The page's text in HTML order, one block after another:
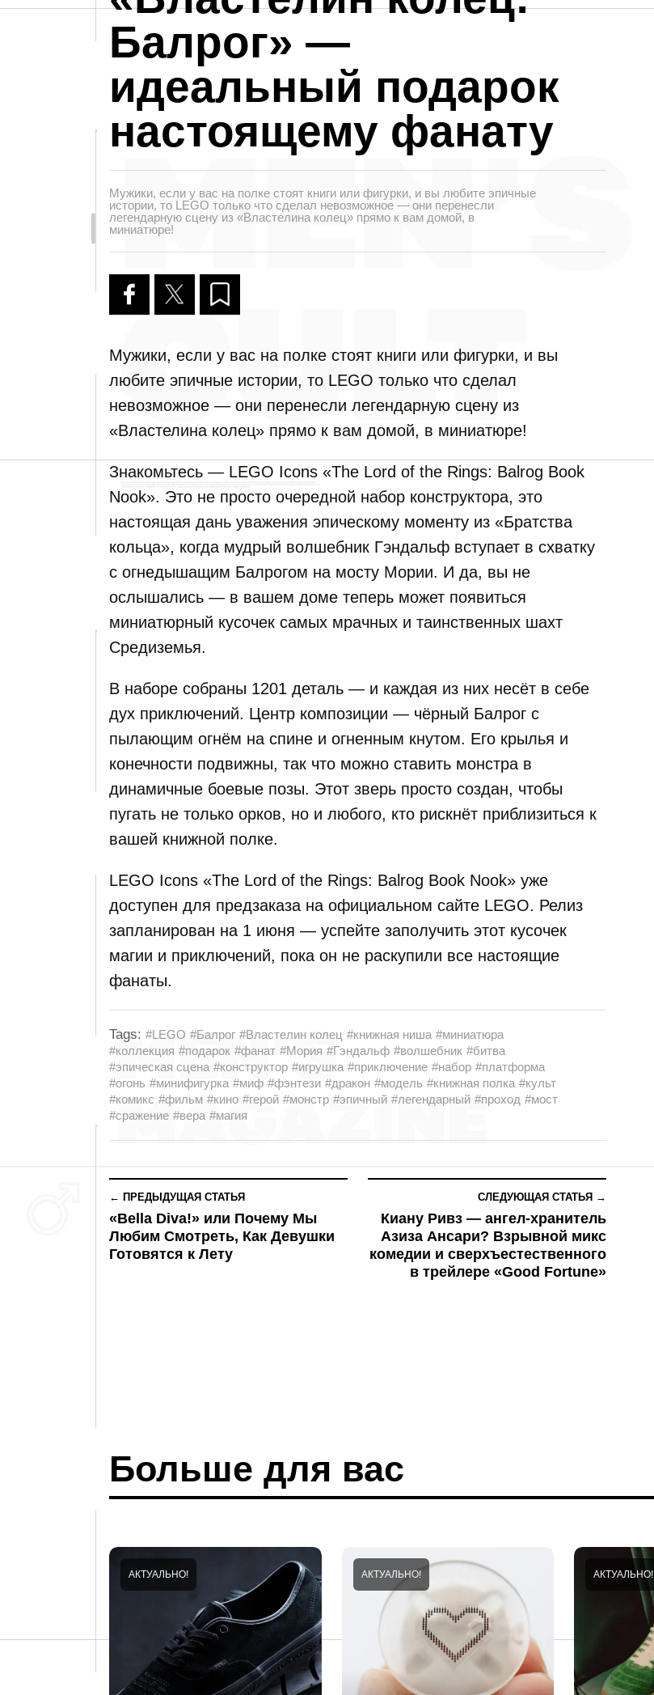
Балрог» —
идеальный подарок
настоящему фанату
Мужики, если у вас на полке стоят книги или фигурки, и вы любите эпичные
истории, то LEGO только что сделал невозможное — они перенесли
легендарную сцену из «Властелина колец» прямо к вам домой, в
миниатюре!
Мужики, если у вас на полке стоят книги или фигурки, и вы
любите эпичные истории, то LEGO только что сделал
невозможное — они перенесли легендарную сцену из
«Властелина колец» прямо к вам домой, в миниатюре!
Знакомьтесь — LEGO Icons «The Lord of the Rings: Balrog Book
Nook». Это не просто очередной набор конструктора, это
настоящая дань уважения эпическому моменту из «Братства
кольца», когда мудрый волшебник Гэндальф вступает в схватку
с огнедышащим Балрогом на мосту Мории. И да, вы не
ослышались — в вашем доме теперь может появиться
миниатюрный кусочек самых мрачных и таинственных шахт
Средиземья.
В наборе собраны 1201 деталь — и каждая из них несёт в себе
дух приключений. Центр композиции — чёрный Балрог с
пылающим огнём на спине и огненным кнутом. Его крылья и
конечности подвижны, так что можно ставить монстра в
динамичные боевые позы. Этот зверь просто создан, чтобы
пугать не только орков, но и любого, кто рискнёт приблизиться к
вашей книжной полке.
LEGO Icons «The Lord of the Rings: Balrog Book Nook» уже
доступен для предзаказа на официальном сайте LEGO. Релиз
запланирован на 1 июня — успейте заполучить этот кусочек
магии и приключений, пока он не раскупили все настоящие
фанаты.
Tags: #LEGO #Балрог #Властелин колец #книжная ниша #миниатюра
#коллекция #подарок #фанат #Мория #Гэндальф #волшебник #битва
#эпическая сцена #конструктор #игрушка #приключение #набор #платформа
#огонь #минифигурка #миф #фэнтези #дракон #модель #книжная полка #культ
#комикс #фильм #кино #герой #монстр #эпичный #легендарный #проход #мост
#сражение #вера #магия
← ПРЕДЫДУЩАЯ СТАТЬЯ
«Bella Diva!» или Почему Мы
Любим Смотреть, Как Девушки
Готовятся к Лету
СЛЕДУЮЩАЯ СТАТЬЯ →
Киану Ривз — ангел-хранитель
Азиза Ансари? Взрывной микс
комедии и сверхъестественного
в трейлере «Good Fortune»
Больше для вас
АКТУАЛЬНО! АКТУАЛЬНО! АКТУАЛЬНО!